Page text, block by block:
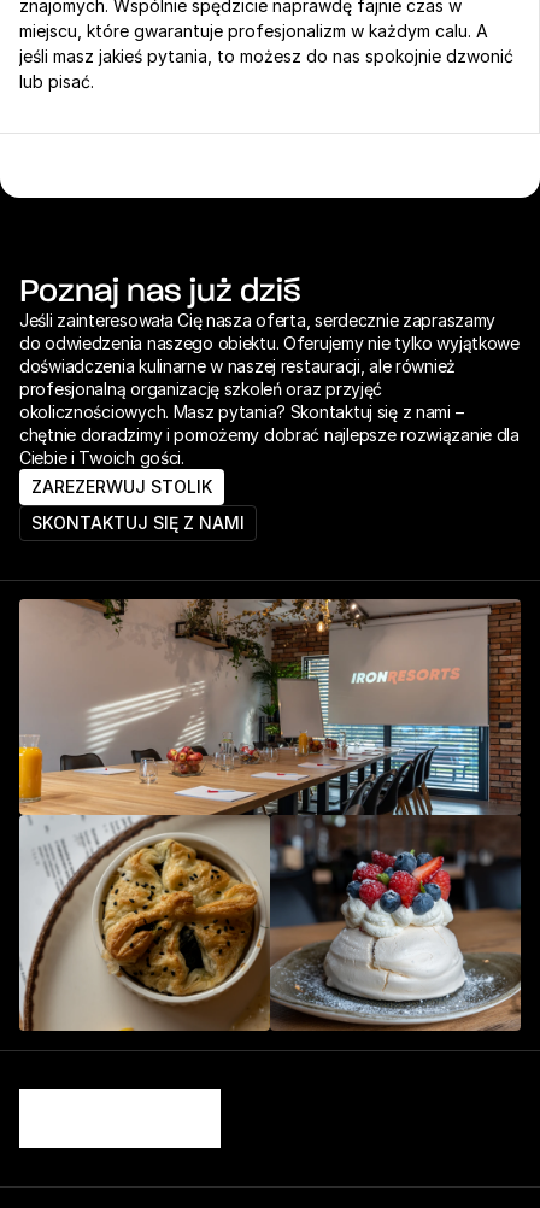
znajomych. Wspólnie spędzicie naprawdę fajnie czas w
miejscu, które gwarantuje profesjonalizm w każdym calu. A
jeśli masz jakieś pytania, to możesz do nas spokojnie dzwonić
lub pisać.
Poznaj nas już dziś
Jeśli zainteresowała Cię nasza oferta, serdecznie zapraszamy
do odwiedzenia naszego obiektu. Oferujemy nie tylko wyjątkowe
doświadczenia kulinarne w naszej restauracji, ale również
profesjonalną organizację szkoleń oraz przyjęć
okolicznościowych. Masz pytania? Skontaktuj się z nami –
chętnie doradzimy i pomożemy dobrać najlepsze rozwiązanie dla
Ciebie i Twoich gości.
ZAREZERWUJ STOLIK
SKONTAKTUJ SIĘ Z NAMI